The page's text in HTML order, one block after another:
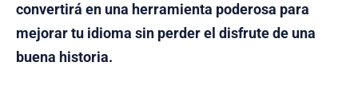
convertirá en una herramienta poderosa para
mejorar tu idioma sin perder el disfrute de una
buena historia.